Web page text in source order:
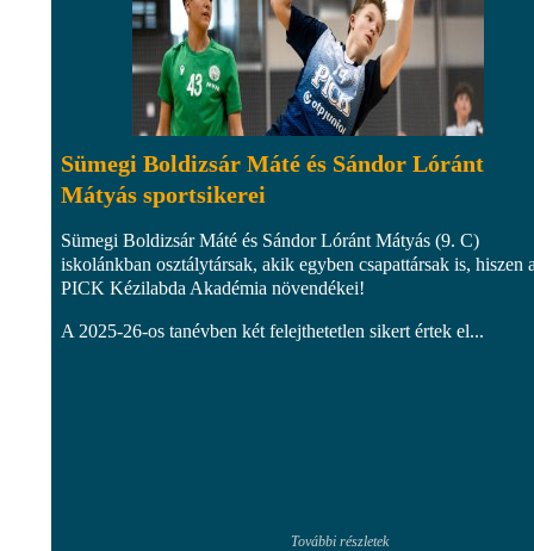
Sümegi Boldizsár Máté és Sándor Lóránt
Mátyás sportsikerei
Sümegi Boldizsár Máté és Sándor Lóránt Mátyás (9. C)
iskolánkban osztálytársak, akik egyben csapattársak is, hiszen
PICK Kézilabda Akadémia növendékei!
A 2025-26-os tanévben két felejthetetlen sikert értek el...
További részletek